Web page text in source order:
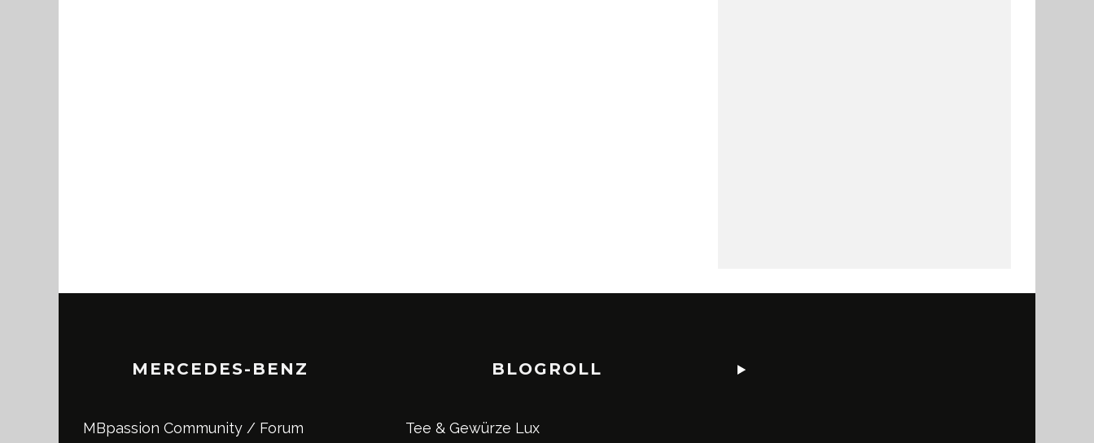
MERCEDES-BENZ
MBpassion Community / Forum
BLOGROLL
Tee & Gewürze Lux